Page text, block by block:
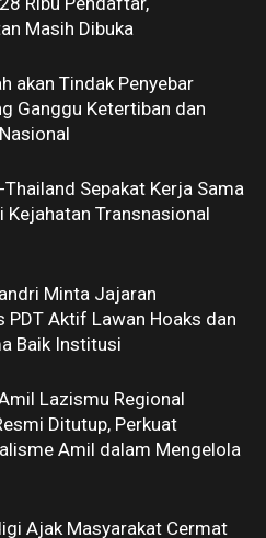
Masih Dibuka
akan Tindak Penyebar
Ganggu Ketertiban dan
Sepakat Kerja Sama
Kejahatan Transnasional
Minta Jajaran
PDT Aktif Lawan Hoaks dan
Baik Institusi
Lazismu Regional
Ditutup, Perkuat
Amil dalam Mengelola
Ajak Masyarakat Cermat